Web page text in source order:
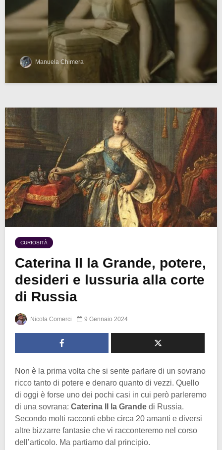
Manuela Chimera
CURIOSITÀ
Caterina II la Grande, potere,
desideri e lussuria alla corte
di Russia
Nicola Comerci 9 Gennaio 2024
Non è la prima volta che si sente parlare di un sovrano
ricco tanto di potere e denaro quanto di vezzi. Quello
di oggi è forse uno dei pochi casi in cui però parleremo
di una sovrana: Caterina II la Grande di Russia.
Secondo molti racconti ebbe circa 20 amanti e diversi
altre bizzarre fantasie che vi racconteremo nel corso
dell’articolo. Ma partiamo dal principio.